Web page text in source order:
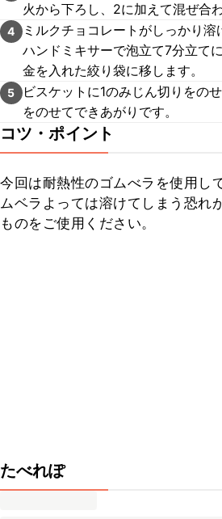
火から下ろし、2に加えて混ぜ合わ
4
ミルクチョコレートがしっかり
ハンドミキサーで泡立て7分立て
金を入れた絞り袋に移します。
5
ビスケットに1のみじん切りをの
をのせてできあがりです。
コツ・ポイント
今回は耐熱性のゴムべラを使用し
ムベラよっては溶けてしまう恐れ
ものをご使用ください。
たべれぽ